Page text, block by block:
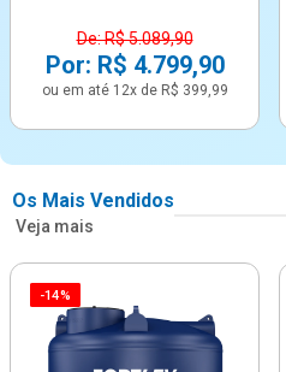
De: R$ 5.089,90
Por: R$ 4.799,90
ou em até 12x de R$ 399,99
Os Mais Vendidos
Veja mais
-14%